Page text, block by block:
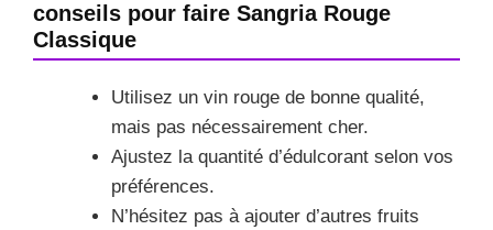
conseils pour faire Sangria Rouge
Classique
Utilisez un vin rouge de bonne qualité,
mais pas nécessairement cher.
Ajustez la quantité d’édulcorant selon vos
préférences.
N’hésitez pas à ajouter d’autres fruits